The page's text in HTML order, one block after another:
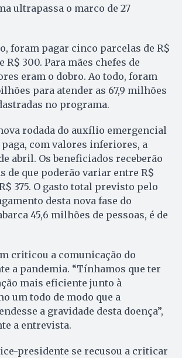
ultrapassa o marco de 27
foram pagar cinco parcelas de R$
R$ 300. Para mães chefes de
eram o dobro. Ao todo, foram
para atender as 67,9 milhões
no programa.
rodada do auxílio emergencial
paga, com valores inferiores, a
abril. Os beneficiados receberão
de que poderão variar entre R$
375. O gasto total previsto pelo
desta nova fase do
45,6 milhões de pessoas, é de
criticou a comunicação do
a pandemia. “Tínhamos que ter
mais eficiente junto à
um todo de modo que a
a gravidade desta doença”,
a entrevista.
presidente se recusou a criticar